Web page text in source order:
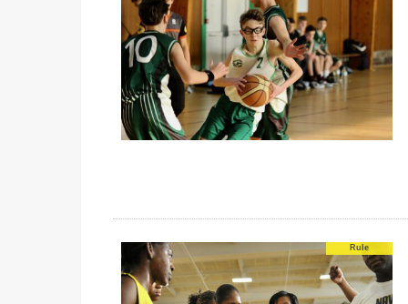
Rule